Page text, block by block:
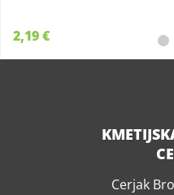
2,19 €
Cerjak